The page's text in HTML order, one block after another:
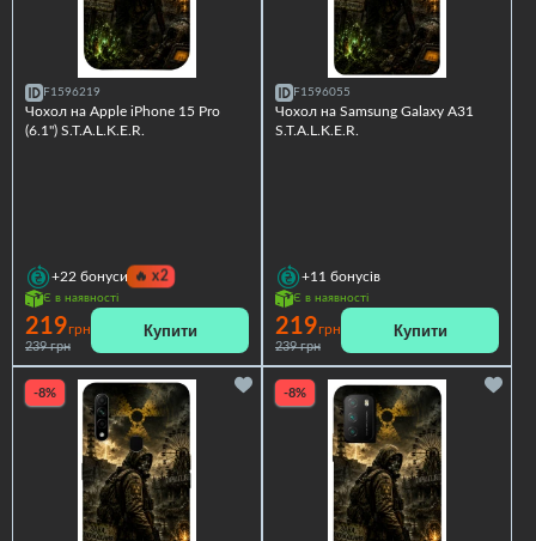
F1596219
Чохол на Apple iPhone 15 Pro
(6.1") S.T.A.L.K.E.R.
+22 бонуси 🔥x2
Є в наявності
219грн
239 грн
Купити
F1596055
Чохол на Samsung Galaxy A31
S.T.A.L.K.E.R.
+11 бонусів
Є в наявності
219грн
239 грн
Купити
-8% -8%